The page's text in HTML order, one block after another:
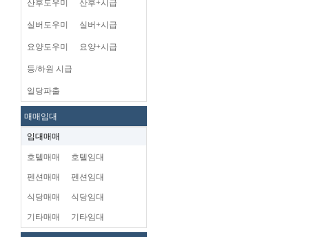
산후도우미 산후+시급
실버도우미 실버+시급
요양도우미 요양+시급
등/하원 시급
일당파출
매매임대
임대매매
호텔매매 호텔임대
펜션매매 펜션임대
식당매매 식당임대
기타매매 기타임대